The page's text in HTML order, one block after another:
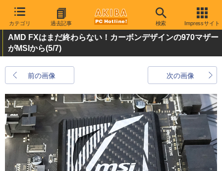
カテゴリ 過去記事 検索 Impressサイト
AMD FXはまだ終わらない！カーボンデザインの970マザー
がMSIから(5/7)
前の画像 次の画像